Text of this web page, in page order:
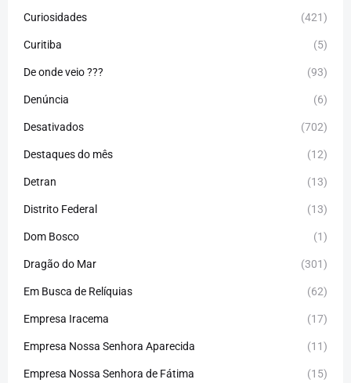
Curiosidades (421)
Curitiba (5)
De onde veio ??? (93)
Denúncia (6)
Desativados (702)
Destaques do mês (12)
Detran (13)
Distrito Federal (13)
Dom Bosco (1)
Dragão do Mar (301)
Em Busca de Relíquias (62)
Empresa Iracema (17)
Empresa Nossa Senhora Aparecida (11)
Empresa Nossa Senhora de Fátima (15)